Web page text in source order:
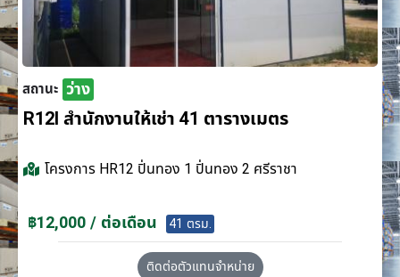
สถานะ ว่าง
R12I สำนักงานให้เช่า 41 ตารางเมตร
โครงการ HR12 ปิ่นทอง 1 ปิ่นทอง 2 ศรีราชา
฿12,000 / ต่อเดือน 41 ตรม.
ติดต่อตัวแทนจำหน่าย